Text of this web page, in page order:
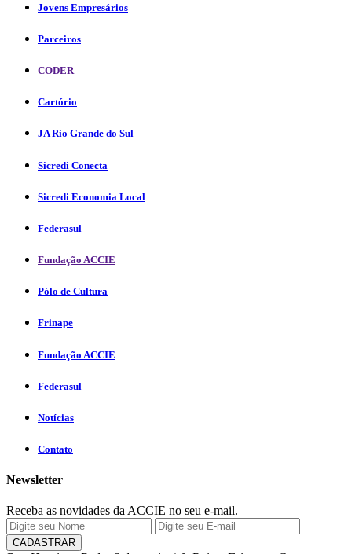
Jovens Empresários
Parceiros
CODER
Cartório
JA Rio Grande do Sul
Sicredi Conecta
Sicredi Economia Local
Federasul
Fundação ACCIE
Pólo de Cultura
Frinape
Fundação ACCIE
Federasul
Notícias
Contato
Newsletter
Receba as novidades da ACCIE no seu e-mail.